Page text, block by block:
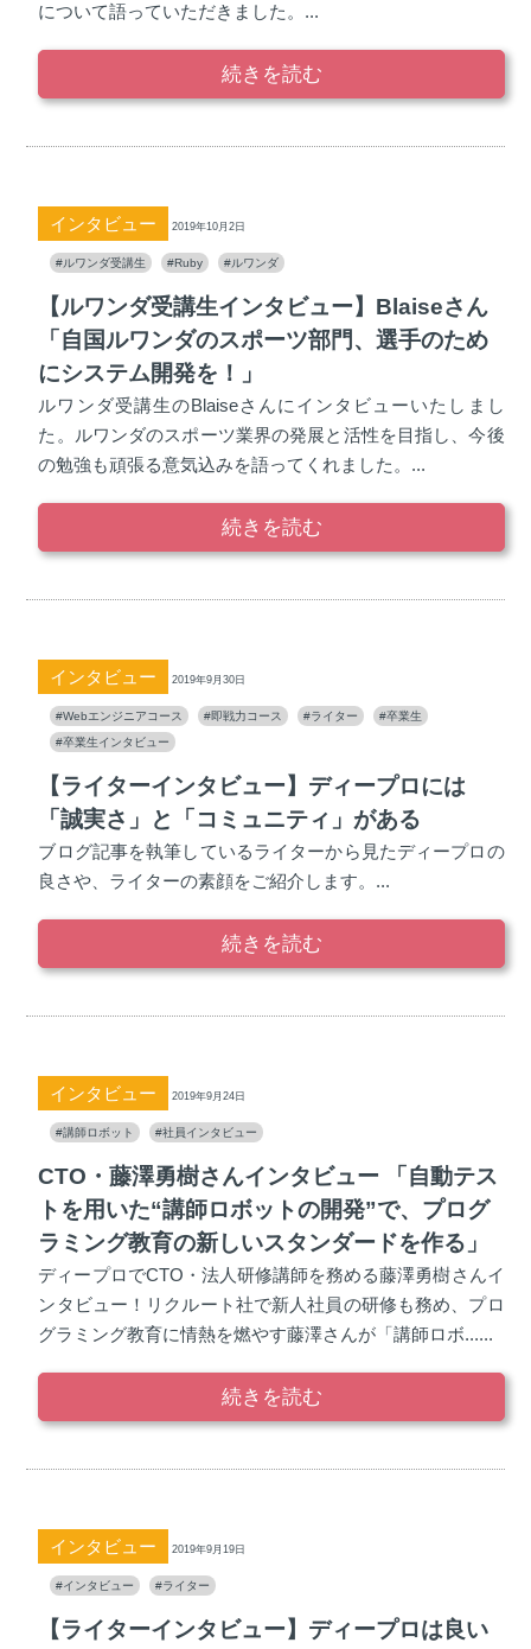
について語っていただきました。...
続きを読む
インタビュー 2019年10月2日
#ルワンダ受講生 #Ruby #ルワンダ
【ルワンダ受講生インタビュー】Blaiseさん
「自国ルワンダのスポーツ部門、選手のため
にシステム開発を！」
ルワンダ受講生のBlaiseさんにインタビューいたしまし
た。ルワンダのスポーツ業界の発展と活性を目指し、今後
の勉強も頑張る意気込みを語ってくれました。...
続きを読む
インタビュー 2019年9月30日
#Webエンジニアコース #即戦力コース #ライター
#卒業生
#卒業生インタビュー
【ライターインタビュー】ディープロには
「誠実さ」と「コミュニティ」がある
ブログ記事を執筆しているライターから見たディープロの
良さや、ライターの素顔をご紹介します。...
続きを読む
インタビュー 2019年9月24日
#講師ロボット #社員インタビュー
CTO・藤澤勇樹さんインタビュー 「自動テス
トを用いた“講師ロボットの開発”で、プログ
ラミング教育の新しいスタンダードを作る」
ディープロでCTO・法人研修講師を務める藤澤勇樹さんイ
ンタビュー！リクルート社で新人社員の研修も務め、プロ
グラミング教育に情熱を燃やす藤澤さんが「講師ロボ......
続きを読む
インタビュー 2019年9月19日
#インタビュー #ライター
【ライターインタビュー】ディープロは良い